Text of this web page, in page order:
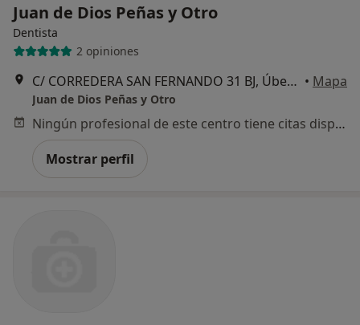
Juan de Dios Peñas y Otro
Dentista
2 opiniones
C/ CORREDERA SAN FERNANDO 31 BJ, Úbeda • Mapa
Juan de Dios Peñas y Otro
Ningún profesional de este centro tiene citas disponibles
Mostrar perfil